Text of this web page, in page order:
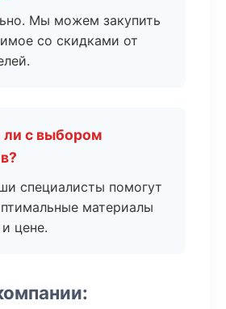
Мы можем закупить
со скидками от
ли с выбором
специалисты помогут
материалы
цене.